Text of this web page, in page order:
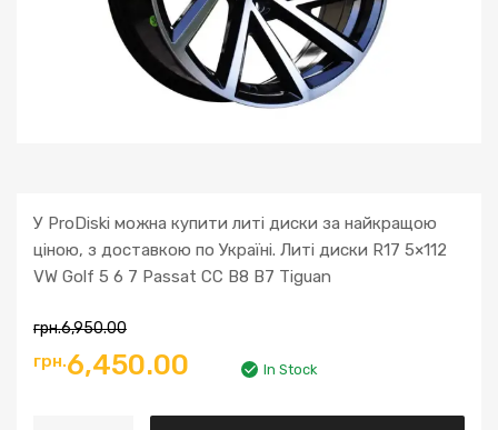
У ProDiski можна купити литі диски за найкращою
ціною, з доставкою по Україні. Литі диски R17 5×112
VW Golf 5 6 7 Passat CC B8 B7 Tiguan
грн.6,950.00
Оригінальна
грн.6,450.00 Поточна
ціна:
In Stock